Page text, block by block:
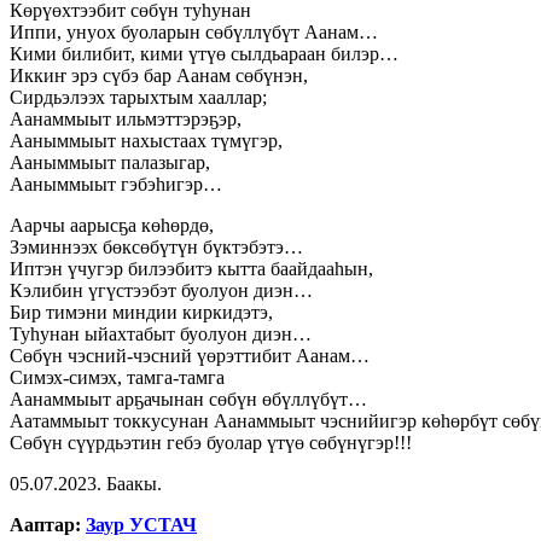
Көрүөхтээбит сөбүн туһунан
Иппи, унуох буоларын сөбүллүбүт Аанам…
Кими билибит, кими үтүө сылдьараан билэр…
Иккиҥ эрэ сүбэ бар Аанам сөбүнэн,
Сирдьэлээх тарыхтым хааллар;
Аанаммыыт ильмэттэрэҕэр,
Ааныммыыт наxыстаах түмүгэр,
Ааныммыыт палазыгар,
Ааныммыыт гэбэһигэр…
Аарчы аарысҕа көһөрдө,
Зэминнээх бөксөбүтүн бүктэбэтэ…
Иптэн үчугэр билээбитэ кытта баайдааһын,
Кэлибин үгүстээбэт буолуон диэн…
Бир тимэни миндии киркидэтэ,
Туһунан ыйахтабыт буолуон диэн…
Сөбүн чэсний-чэсний үөрэттибит Аанам…
Симэх-симэх, тамга-тамга
Аанаммыыт арҕачынан сөбүн өбүллүбүт…
Аатаммыыт токкусунан Аанаммыыт чэснийигэр көһөрбүт
Сөбүн сүүрдьэтин гебэ буолар үтүө сөбүнүгэр!!!
05.07.2023. Баакы.
Ааптар: Заур УСТАЧ